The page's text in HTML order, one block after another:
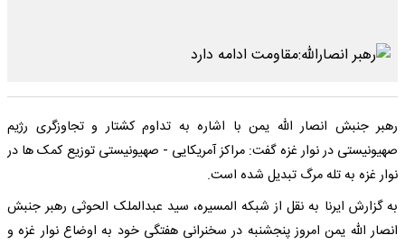
رهبر جنبش انصار الله یمن با اشاره به تداوم کشتار و تجاوزگری رژیم
صهیونیستی در نوار غزه گفت: مراکز آمریکایی - صهیونیستی توزیع کمک ها در
نوار غزه به تله مرگ تبدیل شده است.
به گزارش ایرنا به نقل از شبکه المسیره، سید عبدالملک الحوثی رهبر جنبش
انصار الله یمن امروز پنجشنبه در سخنرانی هفتگی خود به اوضاع نوار غزه و